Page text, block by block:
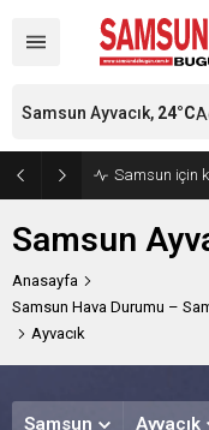
Samsun için
Samsun Ayvacık, 24°C
Samsun
Anasayfa
Samsun Hava Durumu –
Ayvacık
Samsun Ayvacık